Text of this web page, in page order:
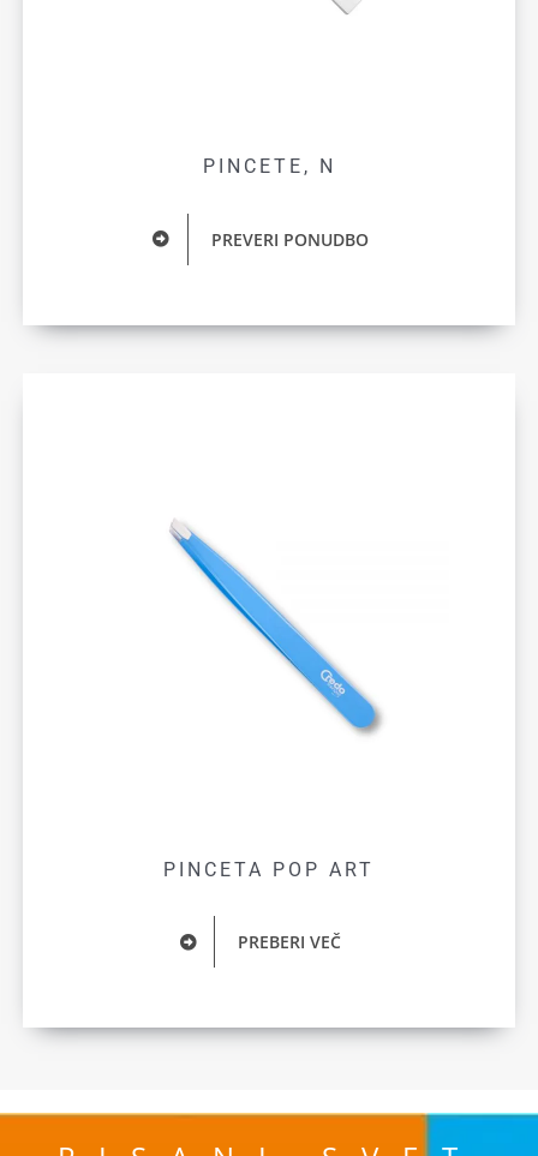
PINCETE, N
PREVERI PONUDBO
PINCETA POP ART
PREBERI VEČ